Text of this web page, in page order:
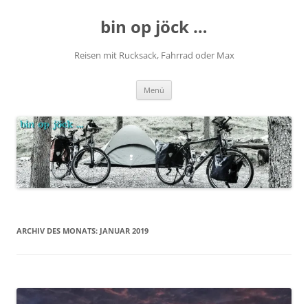
bin op jöck …
Reisen mit Rucksack, Fahrrad oder Max
Menü
ARCHIV DES MONATS: JANUAR 2019